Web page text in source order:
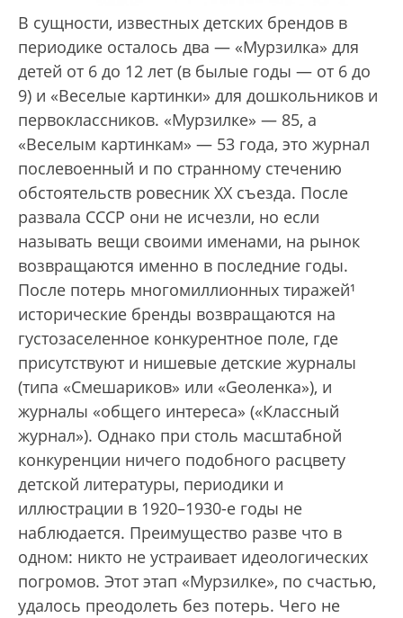
В сущности, известных детских брендов в
периодике осталось два — «Мурзилка» для
детей от 6 до 12 лет (в былые годы — от 6 до
9) и «Веселые картинки» для дошкольников и
первоклассников. «Мурзилке» — 85, а
«Веселым картинкам» — 53 года, это журнал
послевоенный и по странному стечению
обстоятельств ровесник XX съезда. После
развала СССР они не исчезли, но если
называть вещи своими именами, на рынок
возвращаются именно в последние годы.
После потерь многомил­лионных тиражей¹
исторические бренды возвращаются на
густо­заселенное конкурентное поле, где
присутствуют и нишевые детские журналы
(типа «Смешариков» или «Geoленка»), и
журналы «общего интереса» («Классный
журнал»). Однако при столь масштабной
конкуренции ничего подобного расцвету
детской литературы, периодики и
иллюстрации в 1920–1930-е годы не
наблюдается. Преимущество разве что в
одном: никто не устраивает идеологических
погромов. Этот этап «Мурзилке», по счастью,
удалось преодолеть без потерь. Чего не